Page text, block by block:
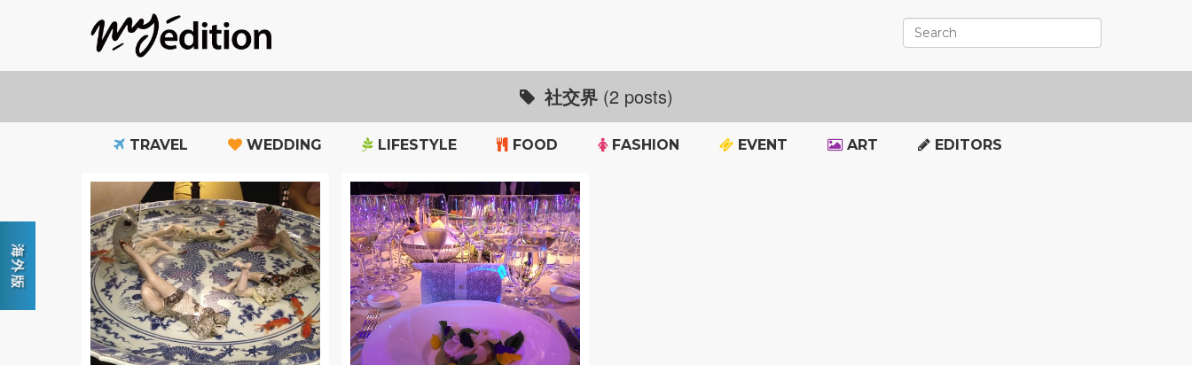
社交界 (2 posts)
TRAVEL WEDDING LIFESTYLE FOOD FASHION EVENT ART EDITORS